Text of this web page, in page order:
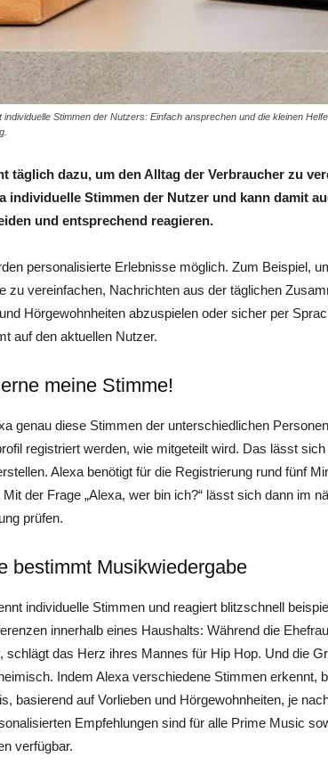
individuelle Stimmen der Nutzers: Einfach ansprechen und die kleinen
täglich dazu, um den Alltag der Verbraucher zu
individuelle Stimmen der Nutzer und kann damit
und entsprechend reagieren.
personalisierte Erlebnisse möglich. Zum Beispiel,
zu vereinfachen, Nachrichten aus der täglichen
Hörgewohnheiten abzuspielen oder sicher per
auf den aktuellen Nutzer.
meine Stimme!
genau diese Stimmen der unterschiedlichen
registriert werden, wie mitgeteilt wird. Das lässt
Alexa benötigt für die Registrierung rund fünf
der Frage „Alexa, wer bin ich?“ lässt sich dann im
prüfen.
bestimmt Musikwiedergabe
individuelle Stimmen und reagiert blitzschnell
innerhalb eines Haushalts: Während die
schlägt das Herz ihres Mannes für Hip Hop. Und die
Indem Alexa verschiedene Stimmen erkennt,
basierend auf Vorlieben und Hörgewohnheiten, je
Empfehlungen sind für alle Prime Music
verfügbar.